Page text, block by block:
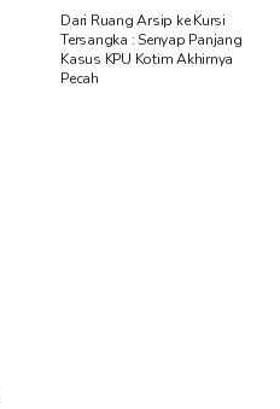
Dari Ruang Arsip ke Kursi
Tersangka : Senyap Panjang
Kasus KPU Kotim Akhirnya
Pecah